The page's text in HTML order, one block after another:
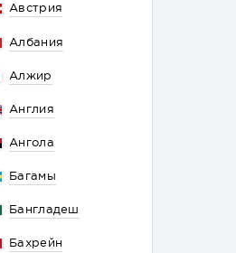
Австрия
Албания
Алжир
Англия
Ангола
Багамы
Бангладеш
Бахрейн